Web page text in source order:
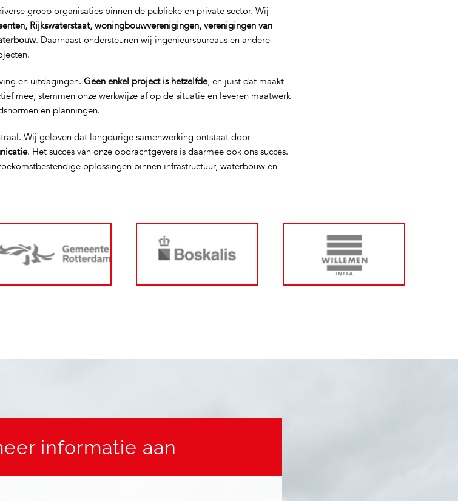
groep organisaties binnen de publieke en private sector. Wij
Rijkswaterstaat, woningbouwverenigingen, verenigingen van
. Daarnaast ondersteunen wij ingenieursbureaus en andere
en uitdagingen.Geen enkel project is hetzelfde, en juist dat maakt
mee, stemmen onze werkwijze af op de situatie en leveren maatwerk
en planningen.
Wij geloven dat langdurige samenwerking ontstaat door
. Het succes van onze opdrachtgevers is daarmee ook ons succes.
oplossingen binnen infrastructuur, waterbouw en
informatie aan